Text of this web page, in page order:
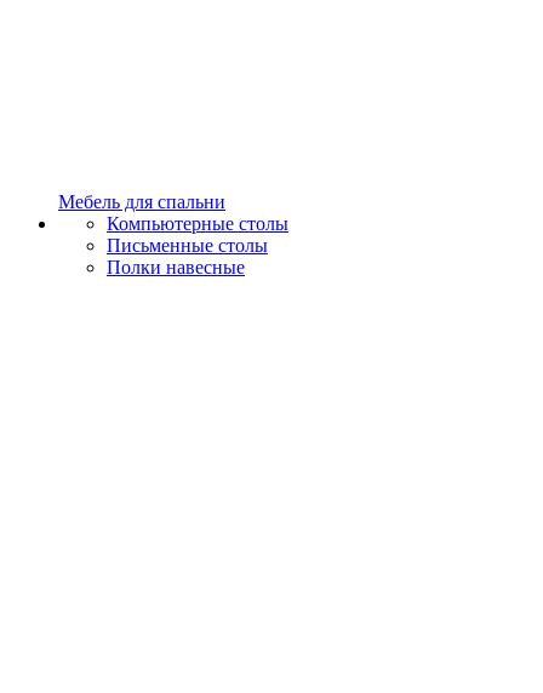
Мебель для спальни
Компьютерные столы
Письменные столы
Полки навесные